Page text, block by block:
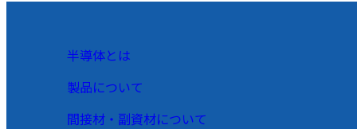
半導体とは
製品について
間接材・副資材について